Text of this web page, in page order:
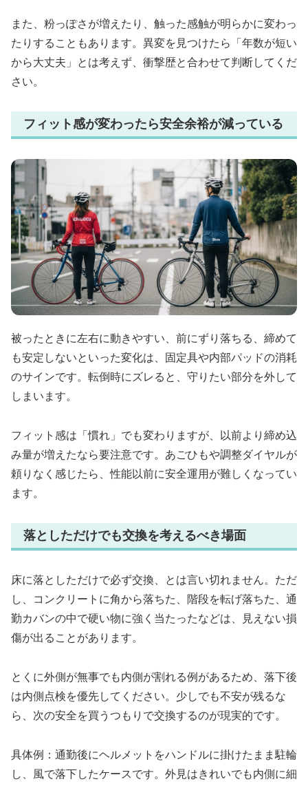
また、粉っぽさが増えたり、触った感触が明らかに変わっ
たりすることもあります。異変を見つけたら「年数が短い
から大丈夫」とは考えず、衝撃歴と合わせて判断してくだ
さい。
フィット感が変わったら安全余裕が減っている
被ったときに左右に動きやすい、前にずり落ちる、締めて
も安定しないといった変化は、固定具や内部パッドの消耗
のサインです。転倒時にズレると、守りたい部分を外して
しまいます。
フィット感は「慣れ」でも変わりますが、以前より締め込
み量が増えたなら要注意です。あごひもや調整ダイヤルが
頼りなく感じたら、性能以前に安全運用が難しくなってい
ます。
落としただけでも交換を考えるべき場面
床に落としただけで必ず交換、とは言い切れません。ただ
し、コンクリートに角から落ちた、階段を転げ落ちた、通
勤カバンの中で硬い物に強く当たったなどは、見えない損
傷が出ることがあります。
とくに外側が無事でも内側が割れる例があるため、落下後
は内側点検を優先してください。少しでも不安が残るな
ら、次の安全を買うつもりで交換するのが現実的です。
具体例：通勤後にヘルメットをハンドルに掛けたまま駐輪
し、風で落下したケースです。外見はきれいでも内側に細